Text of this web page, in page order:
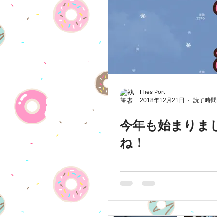
Flies Port
2018年12月21日
読了時
今年も始まりま
ね！